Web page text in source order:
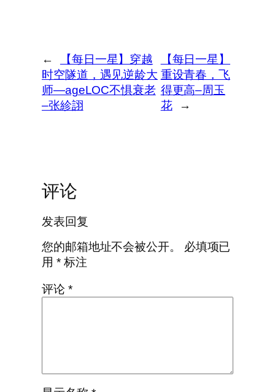
←
【每日一星】穿越
时空隧道，遇见逆龄大
师—ageLOC不惧衰老
–张紾詡
【每日一星】
重设青春，飞
得更高–周玉
花
→
评论
发表回复
您的邮箱地址不会被公开。
必填项已
用 *标注
评论 *